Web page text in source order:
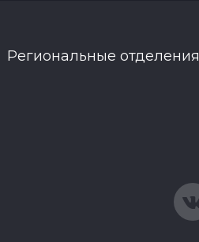
Региональные отделения